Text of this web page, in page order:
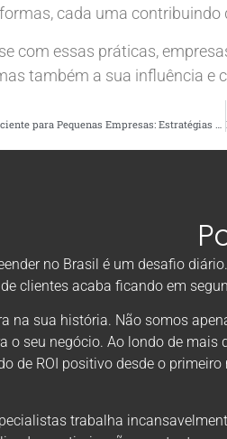
cada uma
com essas práticas,
também a sua influência e
Publicidade Paga Eficiente para Pequenas Empresas: Estratégias que Funcionam
no Brasil é um desafio
clientes acaba ficando em
na sua história. Não somos
o seu negócio. Ao londo de
de ROI positivo desde o
trabalha